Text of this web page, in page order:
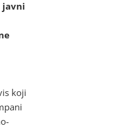
javni
koji